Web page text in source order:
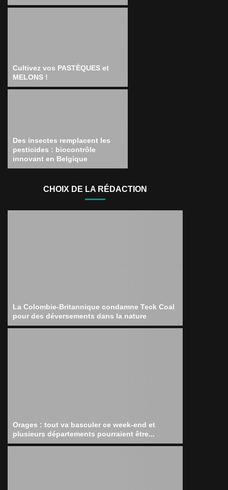
Cultivez vos PASTÈQUES et
MELONS !
Des insectes remplacent les
pesticides : biocontrôle
innovant en Belgique
CHOIX DE LA RÉDACTION
La Colombie-Britannique condamne Teck Coal
pour des déversements dans la nature
Orages : tout va basculer ce week-end et
plusieurs départements pourraient être...